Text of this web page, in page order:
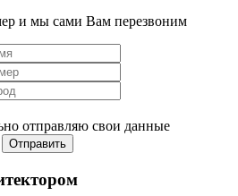
и мы сами Вам перезвоним
отправляю свои данные
Отправить